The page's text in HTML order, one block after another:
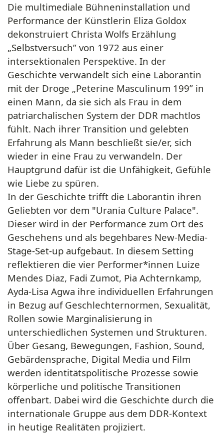
Die multimediale Bühneninstallation und
Performance der Künstlerin Eliza Goldox
dekonstruiert Christa Wolfs Erzählung
„Selbstversuch” von 1972 aus einer
intersektionalen Perspektive. In der
Geschichte verwandelt sich eine Laborantin
mit der Droge „Peterine Masculinum 199” in
einen Mann, da sie sich als Frau in dem
patriarchalischen System der DDR machtlos
fühlt. Nach ihrer Transition und gelebten
Erfahrung als Mann beschließt sie/er, sich
wieder in eine Frau zu verwandeln. Der
Hauptgrund dafür ist die Unfähigkeit, Gefühle
wie Liebe zu spüren.
In der Geschichte trifft die Laborantin ihren
Geliebten vor dem "Urania Culture Palace".
Dieser wird in der Performance zum Ort des
Geschehens und als begehbares New-Media-
Stage-Set-up aufgebaut. In diesem Setting
reflektieren die vier Performer*innen Luize
Mendes Diaz, Fadi Zumot, Pia Achternkamp,
Ayda-Lisa Agwa ihre individuellen Erfahrungen
in Bezug auf Geschlechternormen, Sexualität,
Rollen sowie Marginalisierung in
unterschiedlichen Systemen und Strukturen.
Über Gesang, Bewegungen, Fashion, Sound,
Gebärdensprache, Digital Media und Film
werden identitätspolitische Prozesse sowie
körperliche und politische Transitionen
offenbart. Dabei wird die Geschichte durch die
internationale Gruppe aus dem DDR-Kontext
in heutige Realitäten projiziert.